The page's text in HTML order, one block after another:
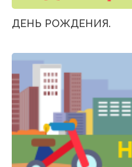
ДЕНЬ РОЖДЕНИЯ.